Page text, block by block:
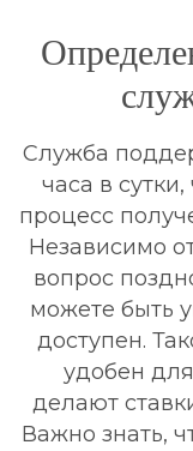
Служба
часа в
процесс
Независимо
вопрос
можете быть
доступен.
удобен
делают
Важно знать,